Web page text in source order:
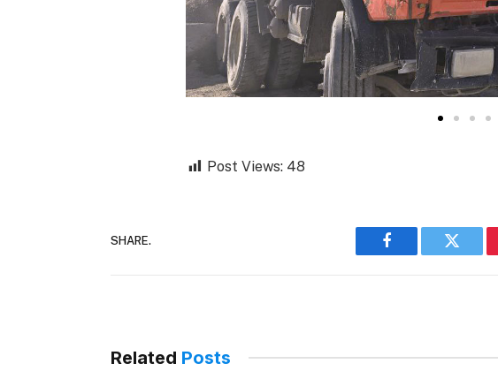
Post Views: 48
SHARE.
Facebook Twitter
Related Posts